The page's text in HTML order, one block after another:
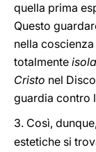
quella prima
Questo
nella
totalmente
Cristo nel
guardia contro
3. Così,
estetiche si